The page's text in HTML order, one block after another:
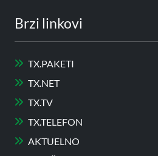
Brzi linkovi
TX.PAKETI
TX.NET
TX.TV
TX.TELEFON
AKTUELNO